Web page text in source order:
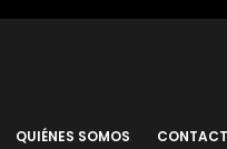
QUIÉNES SOMOS